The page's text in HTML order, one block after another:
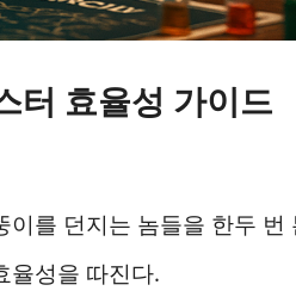
터 효율성 가이드
를 던지는 놈들을 한두 번
율성을 따진다.